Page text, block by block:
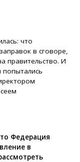
что
в сговоре,
правительство. И
Федерация
в